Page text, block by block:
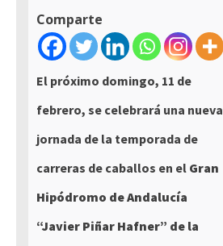
Comparte
El próximo domingo, 11 de
febrero, se celebrará una nueva
jornada de la temporada de
carreras de caballos en el Gran
Hipódromo de Andalucía
“Javier Piñar Hafner” de la